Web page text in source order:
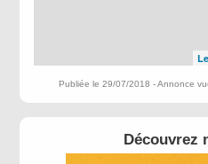
Publiée le 29/07/2018 - Annonce
Découvrez